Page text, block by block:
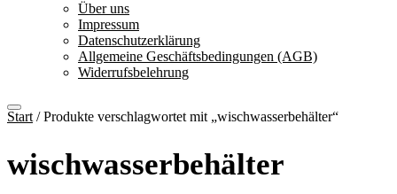
Über uns
Impressum
Datenschutzerklärung
Allgemeine Geschäftsbedingungen (AGB)
Widerrufsbelehrung
Start / Produkte verschlagwortet mit „wischwasserbehälter“
wischwasserbehälter